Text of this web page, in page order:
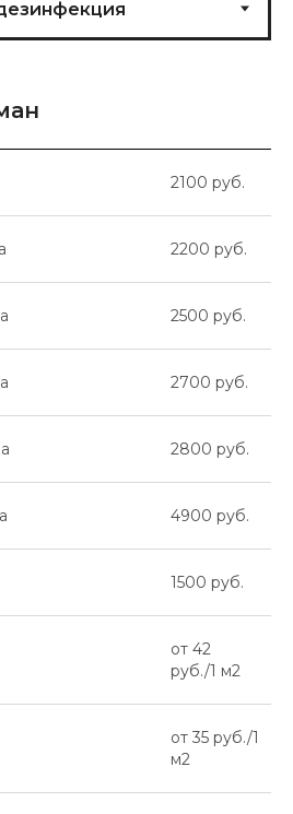
2100 руб.
2200 руб.
2500 руб.
2700 руб.
2800 руб.
4900 руб.
1500 руб.
от 42
руб./1 м2
от 35 руб./1
м2